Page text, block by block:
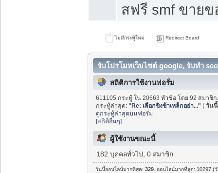
สฟรี smf ขาย
ไม่มีกระทู้ใหม่ Redirect Board
รับโปรโมทเว็บไซต์ google, รับทำ
สถิติการใช้งานฟอรั่ม
611105 กระทู้ ใน 20663 หัวข้อ โดย 92 สมาชิ
กระทู้ล่าสุด:"Re: เลือกชิงช้าเหล็กอย่า..." (วันนี้
ดูกระทู้ล่าสุดบนฟอรั่ม
[สถิติอื่นๆ]
ผู้ใช้งานขณะนี้
182 บุคคลทั่วไป, 0 สมาชิก
วันนี้ออนไลน์มากที่สุด:329 . ออนไลน์มากที่สุด: 10297